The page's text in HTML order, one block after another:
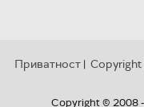
Приватност | Copyright
Copyright © 2008